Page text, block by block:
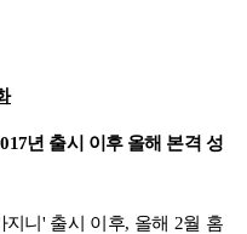
년 출시 이후 올해 본격 성
지니' 출시 이후, 올해 2월 홈